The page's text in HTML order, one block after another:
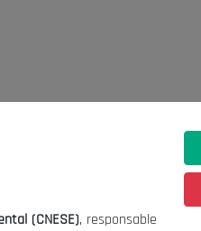
contact@cnese.dz
(CNESE), responsable